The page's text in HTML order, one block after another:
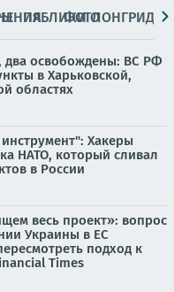
ПАБЛИКИ
ФОТОЛОНГРИДЫ
два освобождены: ВС РФ
в Харьковской,
областях
Хакеры
НАТО, который сливал
в России
весь проект»: вопрос
Украины в ЕС
подход к
Times